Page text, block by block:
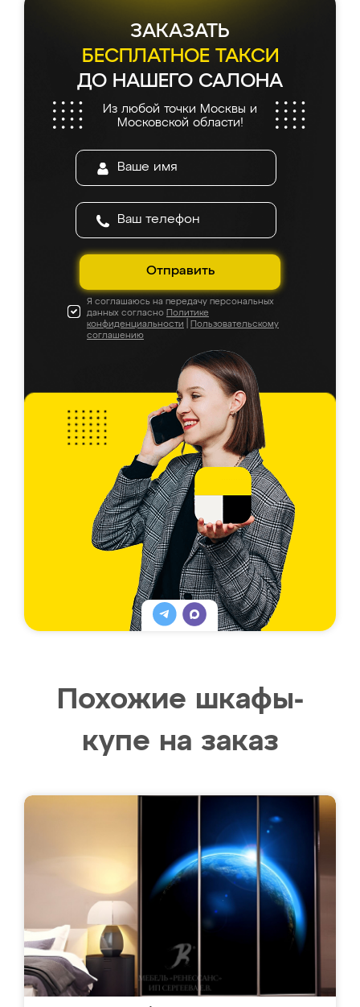
ЗАКАЗАТЬ
БЕСПЛАТНОЕ ТАКСИ
ДО НАШЕГО САЛОНА
Из любой точки Москвы и
Московской области!
Отправить
Я соглашаюсь на передачу персональных
данных согласно Политике
конфиденциальности
Пользовательскому
соглашению
Похожие шкафы-
купе на заказ